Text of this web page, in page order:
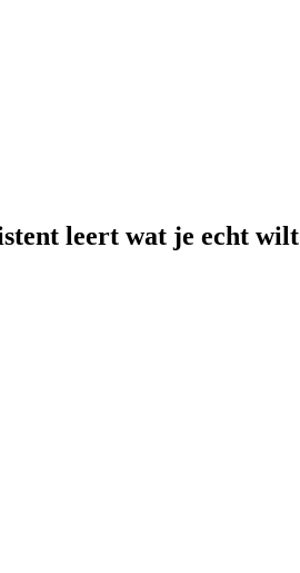
leert wat je echt wilt